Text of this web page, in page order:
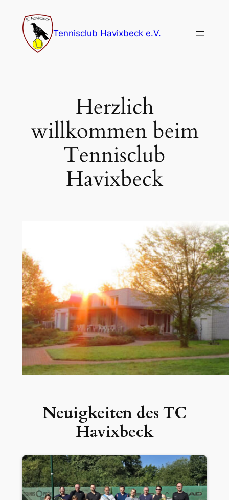
Inhalt
springen
Tennisclub Havixbeck e.V.
Herzlich
willkommen beim
Tennisclub
Havixbeck
Neuigkeiten des TC
Havixbeck